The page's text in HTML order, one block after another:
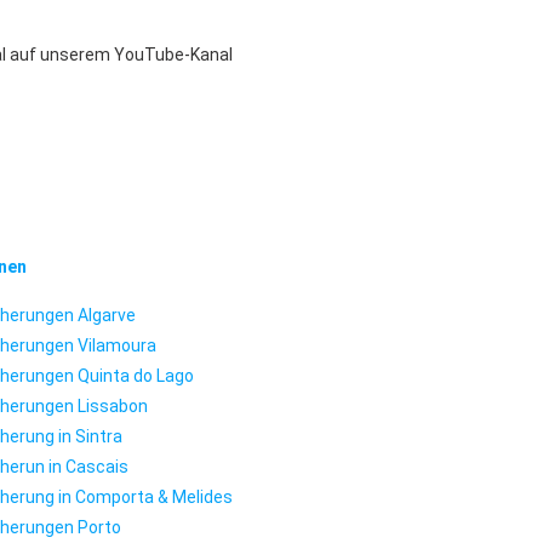
auf unserem YouTube-Kanal
Algarve
Vilamoura
Quinta do Lago
Lissabon
in Sintra
in Cascais
in Comporta & Melides
Porto